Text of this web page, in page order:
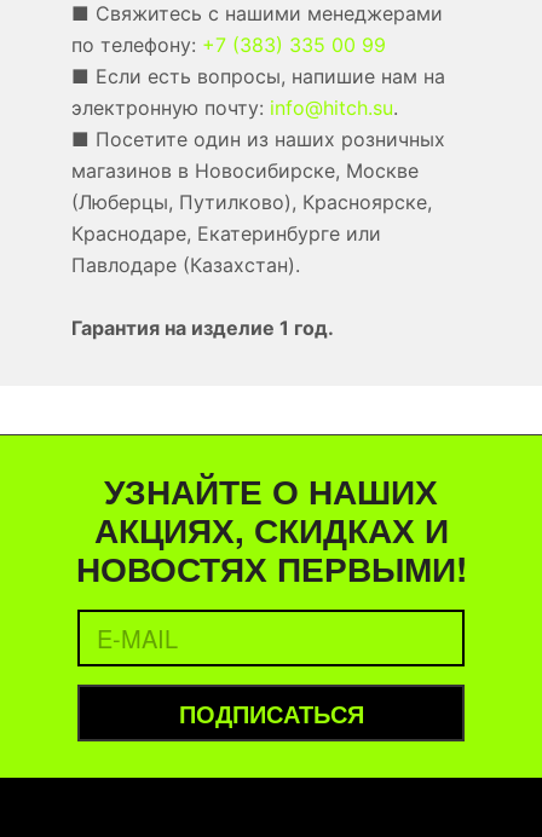
■ Свяжитесь с нашими менеджерами
по телефону: +7 (383) 335 00 99
■ Если есть вопросы, напишие нам на
электронную почту: info@hitch.su.
■ Посетите один из наших розничных
магазинов в Новосибирске, Москве
(Люберцы, Путилково), Красноярске,
Краснодаре, Екатеринбурге или
Павлодаре (Казахстан).
Гарантия на изделие 1 год.
УЗНАЙТЕ О НАШИХ
АКЦИЯХ, СКИДКАХ И
НОВОСТЯХ ПЕРВЫМИ!
ПОДПИСАТЬСЯ